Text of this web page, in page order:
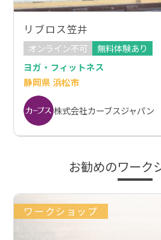
リブロス笠井
オンライン不可
無料体験あり
ヨガ・フィットネス
静岡県 浜松市
株式会社カーブスジャパン
お勧めのワーク
ワークショップ